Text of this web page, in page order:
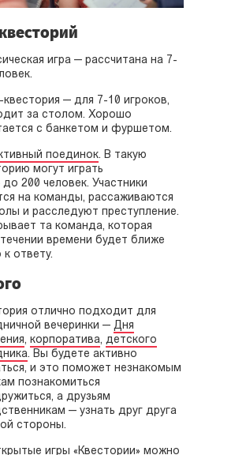
игра — рассчитана на 7-
— для 7-10 игроков,
за столом. Хорошо
с банкетом и фуршетом.
поединок. В такую
могут играть
200 человек. Участники
на команды, рассаживаются
и расследуют преступление.
та команда, которая
времени будет ближе
к ответу.
отлично подходит для
вечеринки — Дня
, корпоратива, детского
. Вы будете активно
и это поможет незнакомым
познакомиться
а друзьям
— узнать друг друга
стороны.
игры «Квестории» можно